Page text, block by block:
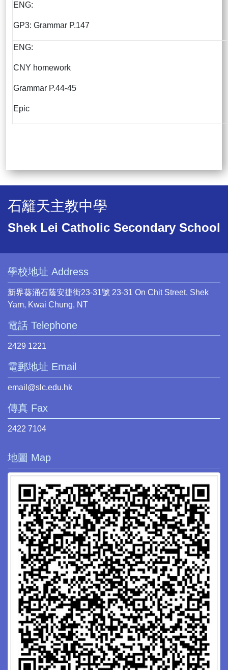
ENG:
GP3: Grammar P.147
ENG:
CNY homework
Grammar P.44-45
Epic
石籬天主教中學
Shek Lei Catholic Secondary School
學校地址 Address
新界葵涌石蔭安捷街23-31號 23-31 On Chit Street, Shek
Yam, Kwai Chung, NT
電話 Telephone
2429 1221
電郵地址 Email
email@slc.edu.hk
傳真 Fax
2422 7104
地圖 Map